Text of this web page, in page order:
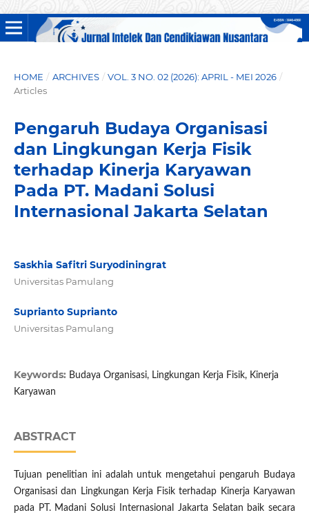
HOME / ARCHIVES / VOL. 3 NO. 02 (2026): APRIL - MEI 2026 /
Articles
Pengaruh Budaya Organisasi
dan Lingkungan Kerja Fisik
terhadap Kinerja Karyawan
Pada PT. Madani Solusi
Internasional Jakarta Selatan
Saskhia Safitri Suryodiningrat
Universitas Pamulang
Suprianto Suprianto
Universitas Pamulang
Keywords: Budaya Organisasi, Lingkungan Kerja Fisik, Kinerja
Karyawan
ABSTRACT
Tujuan penelitian ini adalah untuk mengetahui pengaruh Budaya
Organisasi dan Lingkungan Kerja Fisik terhadap Kinerja Karyawan
pada PT. Madani Solusi Internasional Jakarta Selatan baik secara